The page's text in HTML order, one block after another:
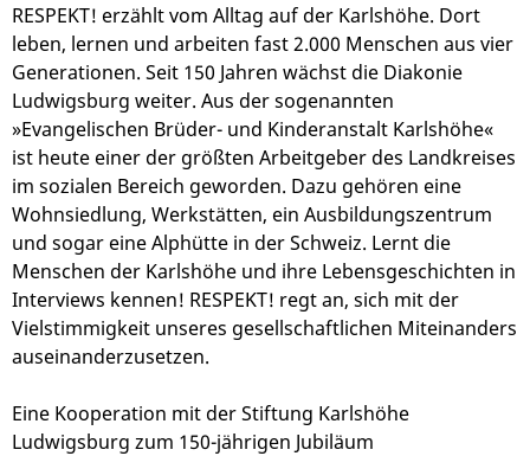
RESPEKT! erzählt vom Alltag auf der Karlshöhe. Dort
leben, lernen und arbeiten fast 2.000 Menschen aus vier
Generationen. Seit 150 Jahren wächst die Diakonie
Ludwigsburg weiter. Aus der sogenannten
»Evangelischen Brüder- und Kinderanstalt Karlshöhe«
ist heute einer der größten Arbeitgeber des Landkreises
im sozialen Bereich geworden. Dazu gehören eine
Wohnsiedlung, Werkstätten, ein Ausbildungszentrum
und sogar eine Alphütte in der Schweiz. Lernt die
Menschen der Karlshöhe und ihre Lebensgeschichten in
Interviews kennen! RESPEKT! regt an, sich mit der
Vielstimmigkeit unseres gesellschaftlichen Miteinanders
auseinanderzusetzen.
Eine Kooperation mit der Stiftung Karlshöhe
Ludwigsburg zum 150-jährigen Jubiläum